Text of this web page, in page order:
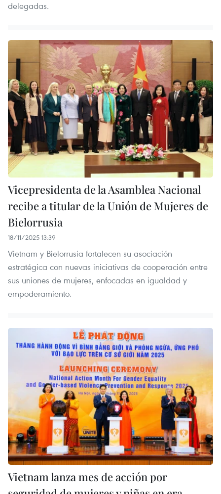
delegadas.
Vicepresidenta de la Asamblea Nacional
recibe a titular de la Unión de Mujeres de
Bielorrusia
18/11/2025 13:39
Vietnam y Bielorrusia fortalecen su asociación
estratégica con nuevas iniciativas de cooperación entre
sus uniones de mujeres, enfocadas en igualdad y
empoderamiento.
Vietnam lanza mes de acción por